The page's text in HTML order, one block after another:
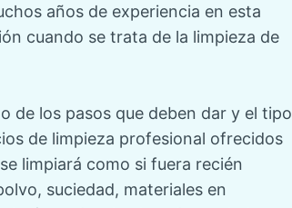
años de experiencia en esta
cuando se trata de la limpieza de
de los pasos que deben dar y el tipo
de limpieza profesional ofrecidos
limpiará como si fuera recién
suciedad, materiales en